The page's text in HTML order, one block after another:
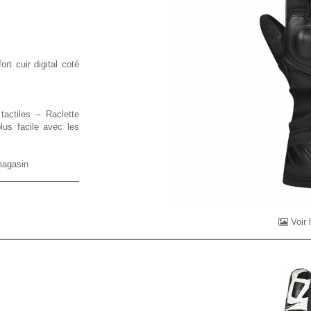
cuir digital coté
– Raclette
facile avec les
Voir